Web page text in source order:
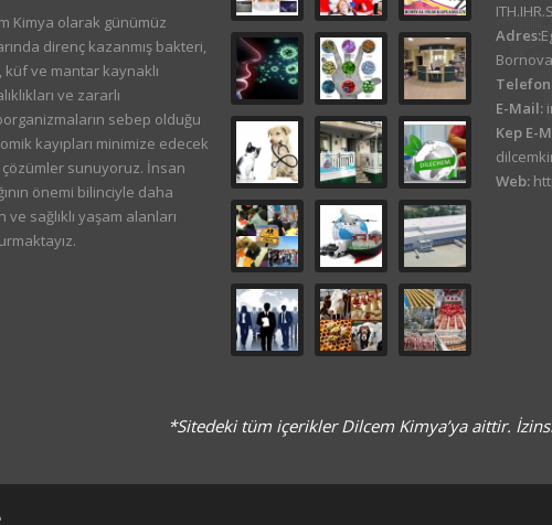
Kimya olarak günümüz
direnç kazanmış bakteri,
küf ve mantar kaynaklı
ve zararlı
sebep olduğu
kayıpları minimize edecek
sunuyoruz. İnsan
önemi bilinciyle daha
ve sağlıklı yaşam alanları
Adres:
E-Mail:
Kep E-
Web:
*Sitedeki tüm içerikler Dilcem Kimya’ya aittir.